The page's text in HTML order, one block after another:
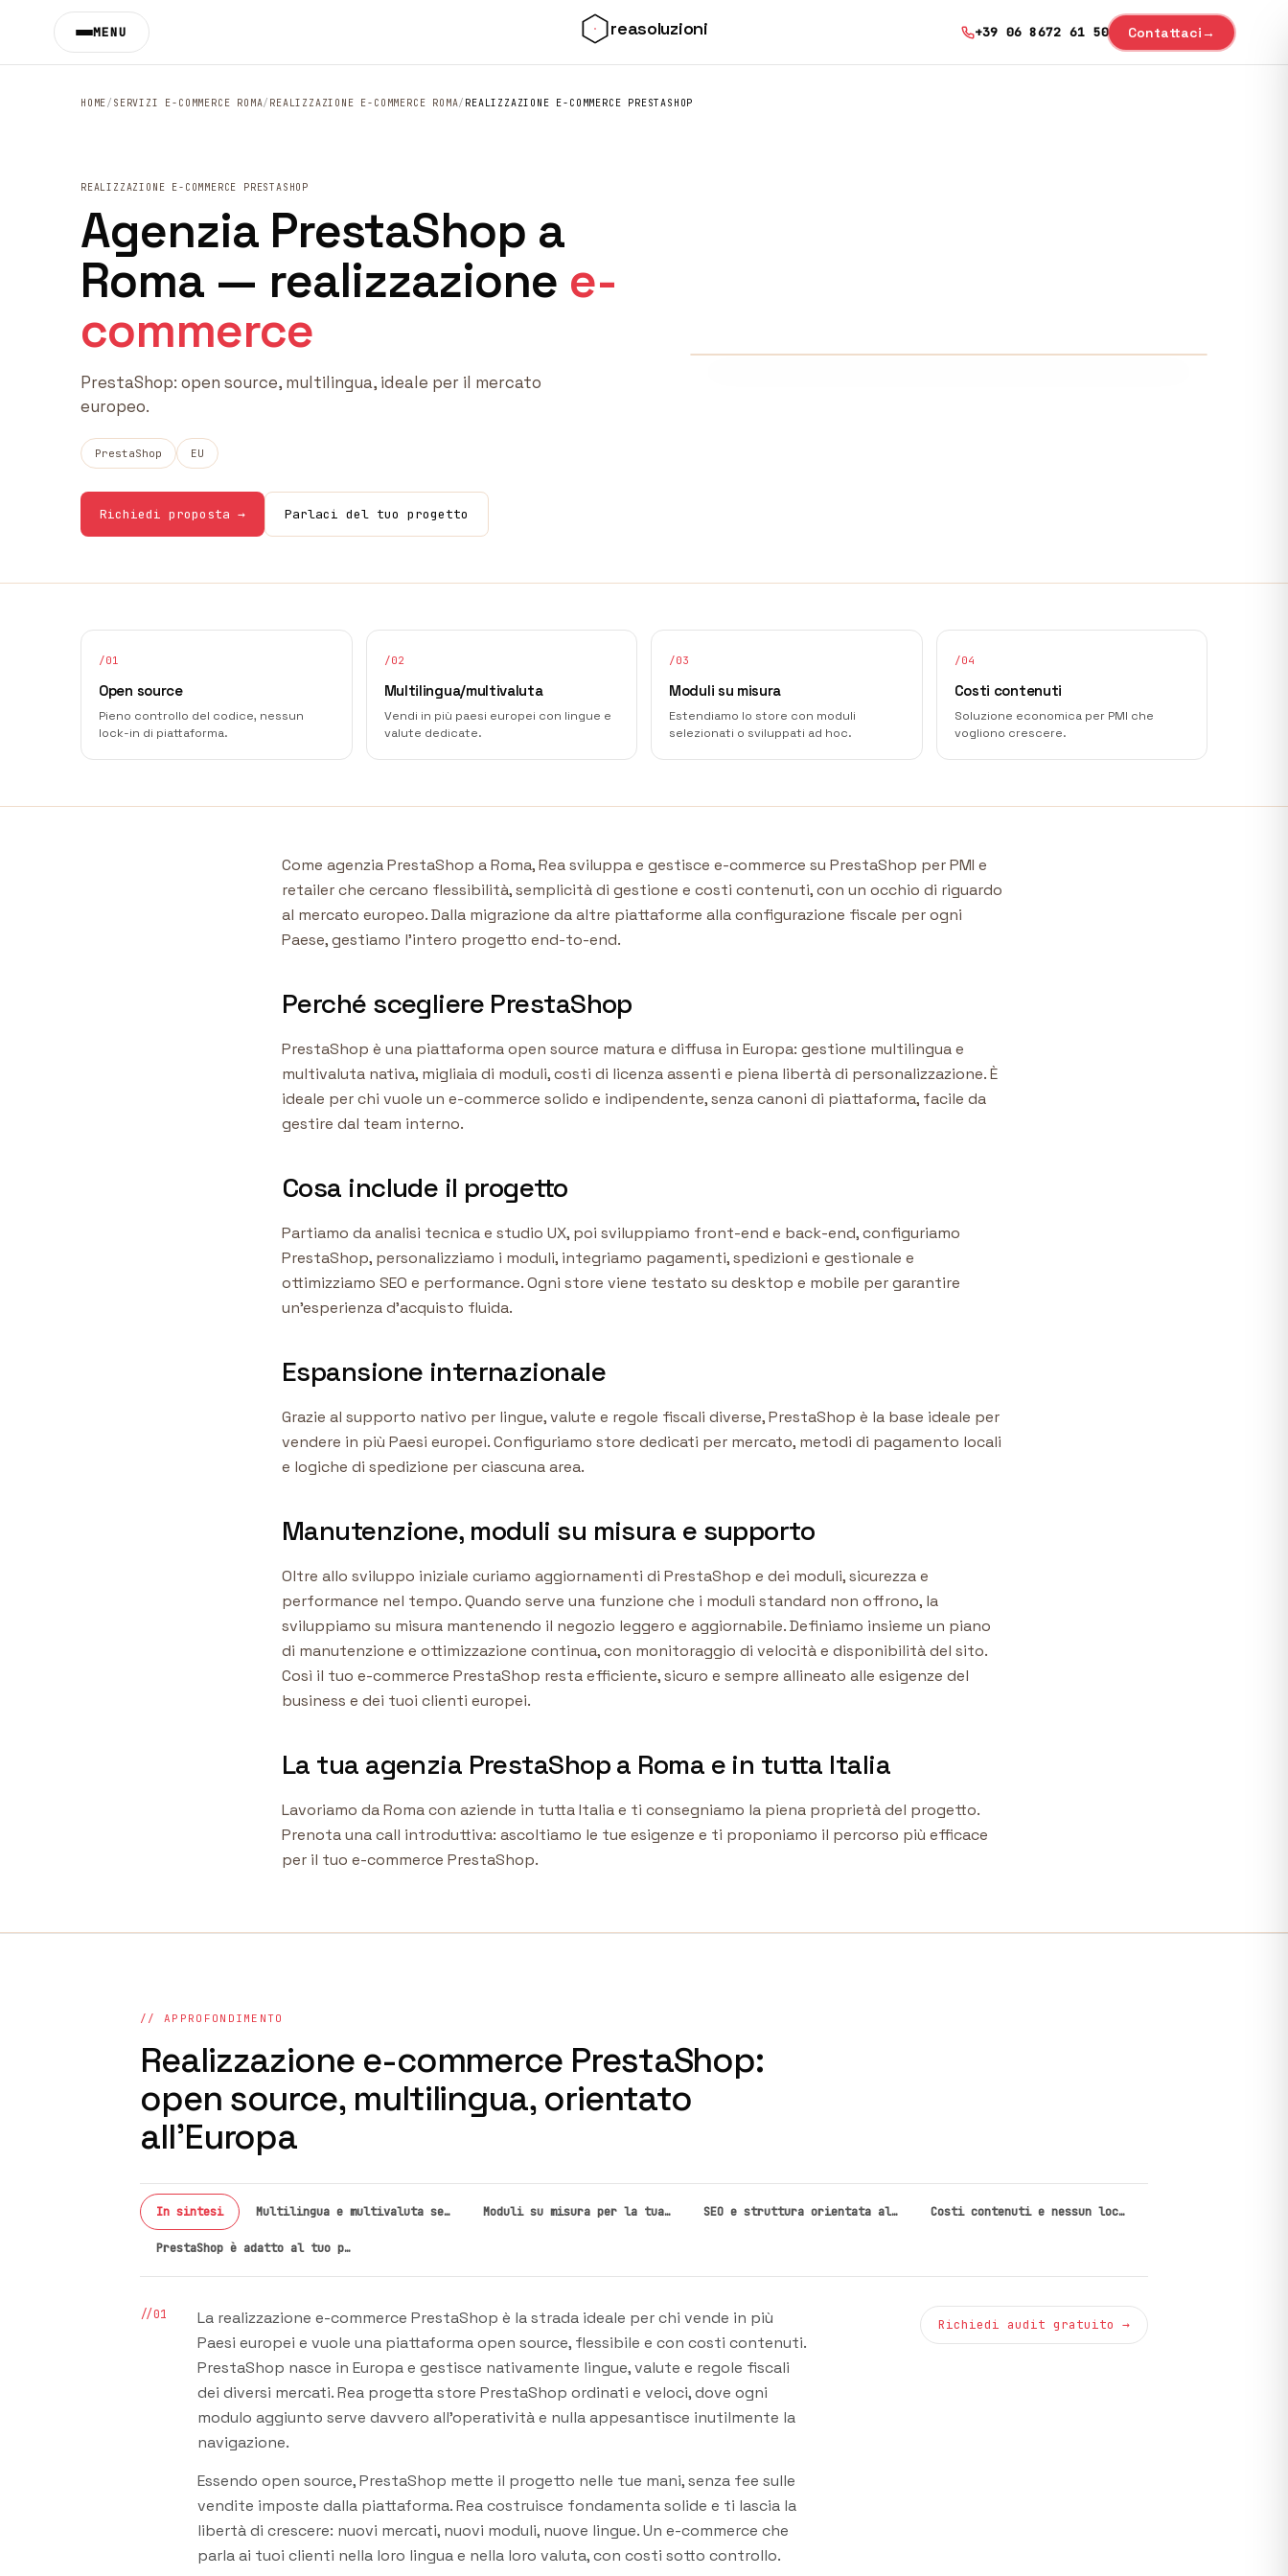
Vai al contenuto principale
MENU reasoluzioni +39 06 8672 61 50 Contattaci→
HOME/ SERVIZI E-COMMERCE ROMA/ REALIZZAZIONE E-COMMERCE ROMA/ REALIZZAZIONE E-COMMERCE PRESTASHOP
REALIZZAZIONE E-COMMERCE PRESTASHOP
Agenzia PrestaShop a
Roma — realizzazione e-
commerce
PrestaShop: open source, multilingua, ideale per il mercato
europeo.
PrestaShop EU
Richiedi proposta → Parlaci del tuo progetto
/01
Open source
Pieno controllo del codice, nessun
lock-in di piattaforma.
/02
Multilingua/multivaluta
Vendi in più paesi europei con lingue e
valute dedicate.
/03
Moduli su misura
Estendiamo lo store con moduli
selezionati o sviluppati ad hoc.
/04
Costi contenuti
Soluzione economica per PMI che
vogliono crescere.
Come agenzia PrestaShop a Roma, Rea sviluppa e gestisce e-commerce su PrestaShop per PMI e
retailer che cercano flessibilità, semplicità di gestione e costi contenuti, con un occhio di riguardo
al mercato europeo. Dalla migrazione da altre piattaforme alla configurazione fiscale per ogni
Paese, gestiamo l'intero progetto end-to-end.
Perché scegliere PrestaShop
PrestaShop è una piattaforma open source matura e diffusa in Europa: gestione multilingua e
multivaluta nativa, migliaia di moduli, costi di licenza assenti e piena libertà di personalizzazione. È
ideale per chi vuole un e-commerce solido e indipendente, senza canoni di piattaforma, facile da
gestire dal team interno.
Cosa include il progetto
Partiamo da analisi tecnica e studio UX, poi sviluppiamo front-end e back-end, configuriamo
PrestaShop, personalizziamo i moduli, integriamo pagamenti, spedizioni e gestionale e
ottimizziamo SEO e performance. Ogni store viene testato su desktop e mobile per garantire
un'esperienza d'acquisto fluida.
Espansione internazionale
Grazie al supporto nativo per lingue, valute e regole fiscali diverse, PrestaShop è la base ideale per
vendere in più Paesi europei. Configuriamo store dedicati per mercato, metodi di pagamento locali
e logiche di spedizione per ciascuna area.
Manutenzione, moduli su misura e supporto
Oltre allo sviluppo iniziale curiamo aggiornamenti di PrestaShop e dei moduli, sicurezza e
performance nel tempo. Quando serve una funzione che i moduli standard non offrono, la
sviluppiamo su misura mantenendo il negozio leggero e aggiornabile. Definiamo insieme un piano
di manutenzione e ottimizzazione continua, con monitoraggio di velocità e disponibilità del sito.
Così il tuo e-commerce PrestaShop resta efficiente, sicuro e sempre allineato alle esigenze del
business e dei tuoi clienti europei.
La tua agenzia PrestaShop a Roma e in tutta Italia
Lavoriamo da Roma con aziende in tutta Italia e ti consegniamo la piena proprietà del progetto.
Prenota una call introduttiva: ascoltiamo le tue esigenze e ti proponiamo il percorso più efficace
per il tuo e-commerce PrestaShop.
// APPROFONDIMENTO
Realizzazione e-commerce PrestaShop:
open source, multilingua, orientato
all'Europa
In sintesi Multilingua e multivaluta se… Moduli su misura per la tua… SEO e struttura orientata al… Costi contenuti e nessun loc…
PrestaShop è adatto al tuo p…
//01
La realizzazione e-commerce PrestaShop è la strada ideale per chi vende in più
Paesi europei e vuole una piattaforma open source, flessibile e con costi contenuti.
PrestaShop nasce in Europa e gestisce nativamente lingue, valute e regole fiscali
dei diversi mercati. Rea progetta store PrestaShop ordinati e veloci, dove ogni
modulo aggiunto serve davvero all'operatività e nulla appesantisce inutilmente la
navigazione.
Essendo open source, PrestaShop mette il progetto nelle tue mani, senza fee sulle
vendite imposte dalla piattaforma. Rea costruisce fondamenta solide e ti lascia la
libertà di crescere: nuovi mercati, nuovi moduli, nuove lingue. Un e-commerce che
parla ai tuoi clienti nella loro lingua e nella loro valuta, con costi sotto controllo.
Richiedi audit gratuito →